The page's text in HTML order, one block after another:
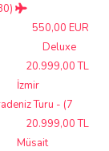
550,00 EUR
Deluxe
20.999,00 TL
İzmir
Turu - (7
20.999,00 TL
Müsait